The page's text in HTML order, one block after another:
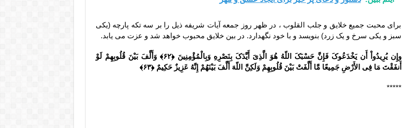
برای محبت جمیع خلایق و جلب القلوب ، در ظهر روز جمعه آیات شریفه ذیل را بر سه تکه پارچه (یکی
سبز و یکی سرخ و یک زرد) بنویسد و با خود نگهدارد. در بین خلایق محبوب خواهد شد و عزت می یابد.
وإِن یُرِیدُواْ أَن یَخْدَعُوکَ فَإِنَّ حَسْبَکَ اللّهُ هُوَ الَّذِیَ أَیَّدَکَ بِنَصْرِهِ وَبِالْمُؤْمِنِینَ ﴿۶۲﴾ وَأَلَّفَ بَیْنَ قُلُوبِهِمْ لَوْ
أَنفَقْتَ مَا فِی الأَرْضِ جَمِیعًا مَّا أَلَّفَتْ بَیْنَ قُلُوبِهِمْ وَلَکِنَّ اللّهَ أَلَّفَ بَیْنَهُمْ إِنَّهُ عَزِیزٌ حَکِیمٌ ﴿۶۳﴾
*****